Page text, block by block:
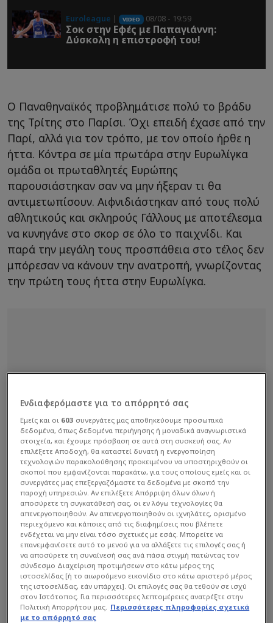
Euroleague | VIDEO 08/08 - 19:59
Σοκ στην Εφές με Παπαγιάννη:
Δύσκολη η επιστροφή του!
Ο Παναθηναϊκός προβλημάτισε πολύ το βράδυ
της Τρίτης στο Παρίσι. Όχι επειδή έχασε από την
Παρί, αλλά για τον τρόπο, με τον οποίο ήρθε η
ήττα. Κόντρα σε μία πρωτάρα στην Ευρωλίγκα
ομάδα οι πρωταθλητές Ευρώπης
παρουσιάστηκαν σαν να μην ήξεραν τι θα
αντιμετωπίσουν. Αιφνιδιάστηκαν από τους πολύ
αθλητικούς και σκληρούς Γάλλους με αποτέλεσμα
να κυνηγάνε στο σκορ σε όλο το παιχνίδι. Και
παρά την μεγάλη τους προσπάθεια στο τέλος δεν
μπόρεσαν να κάνουν την ανατροπή, γνωρίζοντας
την πρώτη τους ήττα στην Ευρωλίγκα.
Ενδιαφερόμαστε για το απόρρητό σας
Εμείς και οι 603 συνεργάτες μας αποθηκεύουμε προσωπικά
δεδομένα, όπως δεδομένα περιήγησης ή μοναδικά αναγνωριστικά
στοιχεία, και έχουμε πρόσβαση σε αυτά στη συσκευή σας. Αν
επιλέξετε Αποδοχή, θα καταστεί δυνατή η ενεργοποίηση
τεχνολογιών παρακολούθησης προκειμένου να υποστηριχθούν οι
σκοποί που εμφανίζονται παρακάτω, για τους οποίους εμείς και οι
συνεργάτες μας επεξεργαζόμαστε τα δεδομένα με σκοπό την
παροχή υπηρεσιών. Αν επιλέξετε Απόρριψη όλων όλων ή
αποσύρετε τη συγκατάθεσή σας, οι εν λόγω τεχνολογίες θα
απενεργοποιηθούν. Αν απενεργοποιηθούν οι ιχνηλάτες, ορισμένο
περιεχόμενο και κάποιες από τις διαφημίσεις που βλέπετε
ενδέχεται να μην είναι τόσο σχετικές με εσάς. Μπορείτε να
επανεμφανίσετε αυτό το μενού για να αλλάξετε τις επιλογές σας ή
να αποσύρετε τη συναίνεσή σας ανά πάσα στιγμή πατώντας τον
σύνδεσμο Διαχείριση προτιμήσεων στο κάτω μέρος της
ιστοσελίδας [ή το αιωρούμενο εικονίδιο στο κάτω αριστερό μέρος
της ιστοσελίδας, εάν υπάρχει]. Οι επιλογές σας θα τεθούν σε ισχύ
στον Ιστότοπος. Για περισσότερες λεπτομέρειες ανατρέξτε στην
Πολιτική Απορρήτου μας. Περισσότερες πληροφορίες σχετικά
με το απόρρητό σας